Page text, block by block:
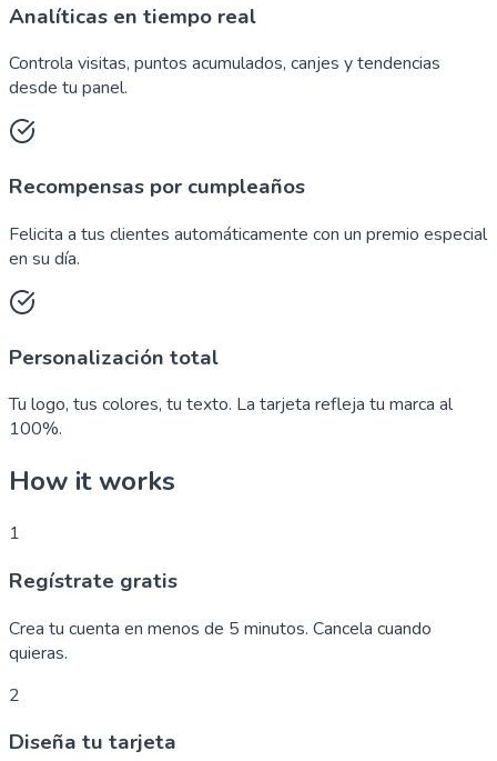
Analíticas en tiempo real
Controla visitas, puntos acumulados, canjes y tendencias
desde tu panel.
Recompensas por cumpleaños
Felicita a tus clientes automáticamente con un premio especial
en su día.
Personalización total
Tu logo, tus colores, tu texto. La tarjeta refleja tu marca al
100%.
How it works
1
Regístrate gratis
Crea tu cuenta en menos de 5 minutos. Cancela cuando
quieras.
2
Diseña tu tarjeta